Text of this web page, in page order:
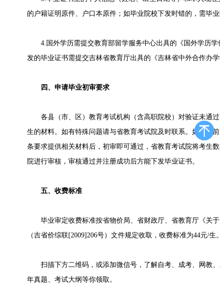
的户籍证明原件、户口本原件；如毕业院校下发时错的，需毕
4.国外学历需提交教育部留学服务中心出具的《国外学历学
发的毕业证书需提交吉林省教育厅出具的《吉林省中外合作办
四、申请毕业初审要求
各县（市、区）教育考试机构（含高职院校）对验证未通过
生的材料。如有特殊问题请与省教育考试院及时联系。如考生
条要求提供相关材料后，初审即可通过，省教育考试院将考生
院进行审核，审核通过并注册成功后方能下发毕业证书。
五、收费标准
毕业审定收费标准按省物价局、省财政厅、省教育厅《关于
（吉省价综联[2009]206号）文件规定收取，收费标准为44元/生
扫描下方二维码，或添加微信号，了解自考、成考、网教、
年真题、考试大纲等你领取。